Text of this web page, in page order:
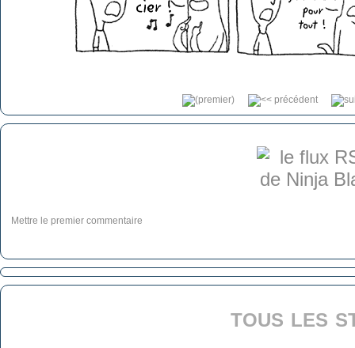
Mettre le premier commentaire
tous les